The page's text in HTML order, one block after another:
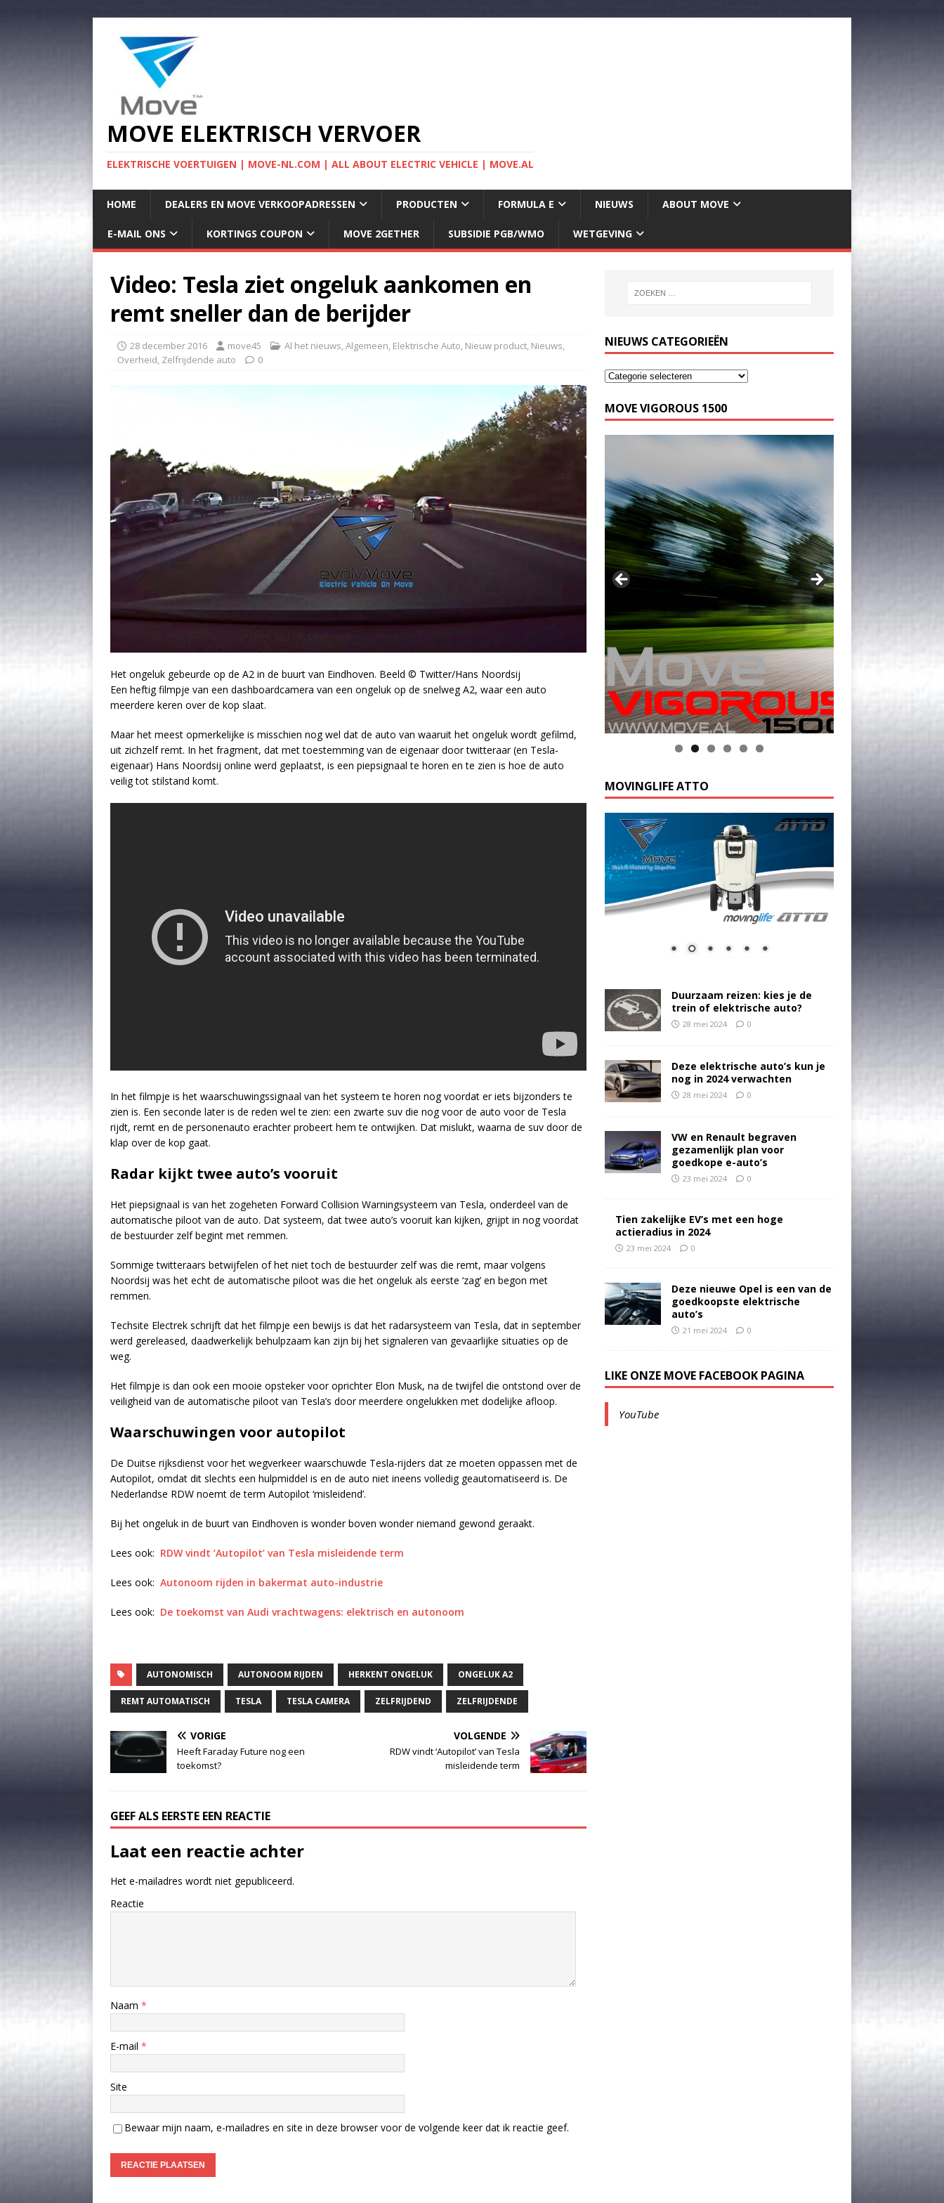
MOVE ELEKTRISCH VERVOER
ELEKTRISCHE VOERTUIGEN | MOVE-NL.COM | ALL ABOUT ELECTRIC VEHICLE | MOVE.AL
HOME DEALERS EN MOVE VERKOOPADRESSEN PRODUCTEN FORMULA E NIEUWS ABOUT MOVE
E-MAIL ONS KORTINGS COUPON MOVE 2GETHER SUBSIDIE PGB/WMO WETGEVING
Video: Tesla ziet ongeluk aankomen en
remt sneller dan de berijder
28 december 2016 move45 Al het nieuws,Algemeen, Elektrische Auto, Nieuw product, Nieuws,
Overheid, Zelfrijdende auto 0
Het ongeluk gebeurde op de A2 in de buurt van Eindhoven. Beeld © Twitter/Hans Noordsij
Een heftig filmpje van een dashboardcamera van een ongeluk op de snelweg A2, waar een auto
meerdere keren over de kop slaat.
Maar het meest opmerkelijke is misschien nog wel dat de auto van waaruit het ongeluk wordt gefilmd,
uit zichzelf remt. In het fragment, dat met toestemming van de eigenaar door twitteraar (en Tesla-
eigenaar) Hans Noordsij online werd geplaatst, is een piepsignaal te horen en te zien is hoe de auto
veilig tot stilstand komt.
In het filmpje is het waarschuwingssignaal van het systeem te horen nog voordat er iets bijzonders te
zien is. Een seconde later is de reden wel te zien: een zwarte suv die nog voor de auto voor de Tesla
rijdt, remt en de personenauto erachter probeert hem te ontwijken. Dat mislukt, waarna de suv door de
klap over de kop gaat.
Radar kijkt twee auto’s vooruit
Het piepsignaal is van het zogeheten Forward Collision Warningsysteem van Tesla, onderdeel van de
automatische piloot van de auto. Dat systeem, dat twee auto’s vooruit kan kijken, grijpt in nog voordat
de bestuurder zelf begint met remmen.
Sommige twitteraars betwijfelen of het niet toch de bestuurder zelf was die remt, maar volgens
Noordsij was het echt de automatische piloot was die het ongeluk als eerste ‘zag’ en begon met
remmen.
Techsite Electrek schrijft dat het filmpje een bewijs is dat het radarsysteem van Tesla, dat in september
werd gereleased, daadwerkelijk behulpzaam kan zijn bij het signaleren van gevaarlijke situaties op de
weg.
Het filmpje is dan ook een mooie opsteker voor oprichter Elon Musk, na de twijfel die ontstond over de
veiligheid van de automatische piloot van Tesla’s door meerdere ongelukken met dodelijke afloop.
Waarschuwingen voor autopilot
De Duitse rijksdienst voor het wegverkeer waarschuwde Tesla-rijders dat ze moeten oppassen met de
Autopilot, omdat dit slechts een hulpmiddel is en de auto niet ineens volledig geautomatiseerd is. De
Nederlandse RDW noemt de term Autopilot ‘misleidend’.
Bij het ongeluk in de buurt van Eindhoven is wonder boven wonder niemand gewond geraakt.
Lees ook: RDW vindt ‘Autopilot’ van Tesla misleidende term
Lees ook: Autonoom rijden in bakermat auto-industrie
Lees ook: De toekomst van Audi vrachtwagens: elektrisch en autonoom
AUTONOMISCH AUTONOOM RIJDEN HERKENT ONGELUK ONGELUK A2
REMT AUTOMATISCH TESLA TESLA CAMERA ZELFRIJDEND ZELFRIJDENDE
VORIGE
Heeft Faraday Future nog een
toekomst?
VOLGENDE
RDW vindt ‘Autopilot’ van Tesla
misleidende term
GEEF ALS EERSTE EEN REACTIE
Laat een reactie achter
Het e-mailadres wordt niet gepubliceerd.
Reactie
Naam *
E-mail *
Site
Bewaar mijn naam, e-mailadres en site in deze browser voor de volgende keer dat ik reactie geef.
NIEUWS CATEGORIEËN
MOVE VIGOROUS 1500
Klik op de foto voor meer informatie
MOVINGLIFE ATTO
Duurzaam reizen: kies je de
trein of elektrische auto?
28 mei 2024 0
Deze elektrische auto’s kun je
nog in 2024 verwachten
28 mei 2024 0
VW en Renault begraven
gezamenlijk plan voor
goedkope e-auto’s
23 mei 2024 0
Tien zakelijke EV’s met een hoge
actieradius in 2024
23 mei 2024 0
Deze nieuwe Opel is een van de
goedkoopste elektrische
auto’s
21 mei 2024 0
LIKE ONZE MOVE FACEBOOK PAGINA
YouTube